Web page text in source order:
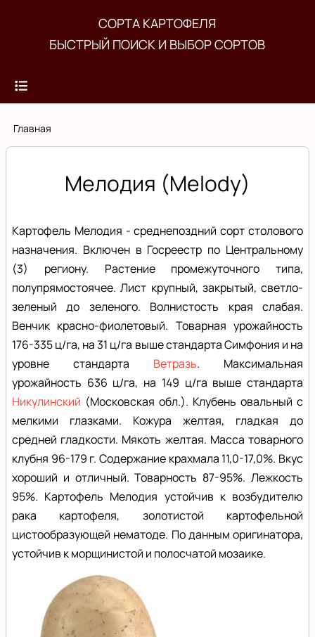
основному
СОРТА КАРТОФЕЛЯ
БЫСТРЫЙ ПОИСК И ВЫБОР СОРТОВ
Строка
Главная
Мелодия (Melody)
Картофель Мелодия - среднепоздний сорт столового
назначения. Включен в Госреестр по Центральному
(3) региону. Растение промежуточного типа,
полупрямостоячее. Лист крупный, закрытый, светло-
зеленый до зеленого. Волнистость края слабая.
Венчик красно-фиолетовый. Товарная урожайность
176-335 ц/га, на 31 ц/га выше стандарта Симфония и на
уровне стандарта Ветразь. Максимальная
урожайность 636 ц/га, на 149 ц/га выше стандарта
Никулинский (Московская обл.). Клубень овальный с
мелкими глазками. Кожура желтая, гладкая до
средней гладкости. Мякоть желтая. Масса товарного
клубня 96-179 г. Содержание крахмала 11,0-17,0%. Вкус
хороший и отличный. Товарность 87-95%. Лежкость
95%. Картофель Мелодия устойчив к возбудителю
рака картофеля, золотистой картофельной
цистообразующей нематоде. По данным оригинатора,
устойчив к морщинистой и полосчатой мозаике.